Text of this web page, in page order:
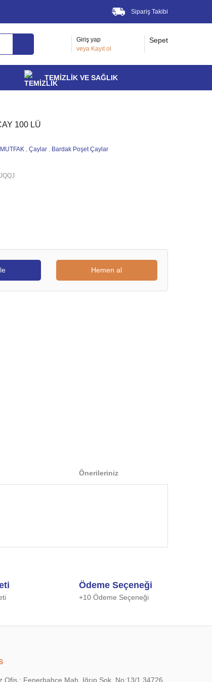
Sipariş Takibi
Giriş yap
veya Kayıt ol
Sepet
TEMİZLİK VE SAĞLIK
100 LÜ
, Çaylar , Bardak Poşet Çaylar
Hemen al
Önerileriniz
Ödeme Seçeneği
+10 Ödeme Seçeneği
Ofis : Fenerbahçe Mah. Iğrıp Sok. No:13/1 34726